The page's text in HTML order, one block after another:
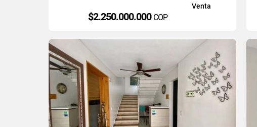
Venta
$2.250.000.000 COP